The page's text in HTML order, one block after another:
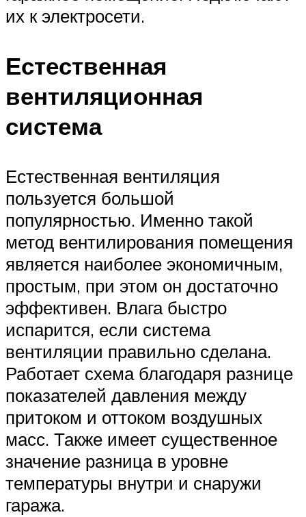
их к электросети.
Естественная
вентиляционная
система
Естественная вентиляция
пользуется большой
популярностью. Именно такой
метод вентилирования помещения
является наиболее экономичным,
простым, при этом он достаточно
эффективен. Влага быстро
испарится, если система
вентиляции правильно сделана.
Работает схема благодаря разнице
показателей давления между
притоком и оттоком воздушных
масс. Также имеет существенное
значение разница в уровне
температуры внутри и снаружи
гаража.